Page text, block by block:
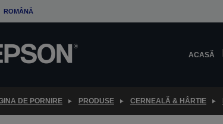
ROMÂNĂ
ACASĂ
DE PORNIRE PRODUSE CERNEALĂ & HÂRTIE